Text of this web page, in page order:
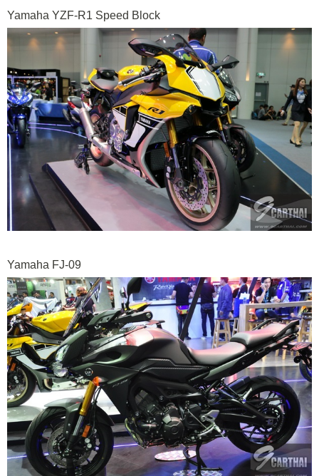
Yamaha YZF-R1 Speed Block
Yamaha FJ-09